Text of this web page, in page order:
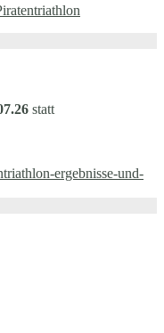
statt
ergebnisse-und-